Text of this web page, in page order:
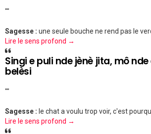
""
Sagesse : une seule bouche ne rend pas le
Lire le sens profond →
Singi e puli nde jènè jita, mô
belèsi
""
Sagesse : le chat a voulu trop voir, c'est
Lire le sens profond →